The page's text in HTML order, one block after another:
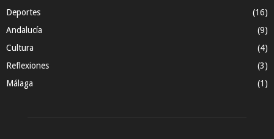
Deportes
(16)
Andalucía
(9)
Cultura
(4)
Reflexiones
(3)
Málaga
(1)